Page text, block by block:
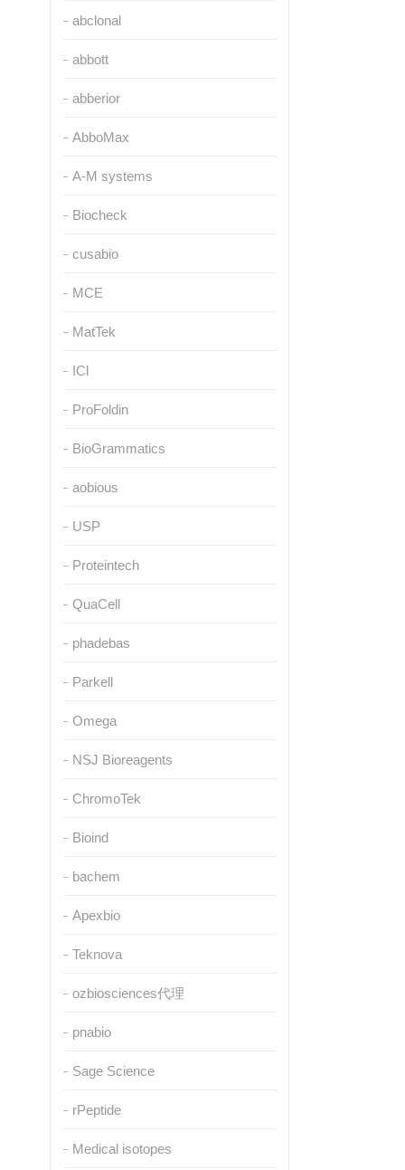
abclonal
abbott
abberior
AbboMax
A-M systems
Biocheck
cusabio
MCE
MatTek
ICl
ProFoldin
BioGrammatics
aobious
USP
Proteintech
QuaCell
phadebas
Parkell
Omega
NSJ Bioreagents
ChromoTek
Bioind
bachem
Apexbio
Teknova
ozbiosciences代理
pnabio
Sage Science
rPeptide
Medical isotopes